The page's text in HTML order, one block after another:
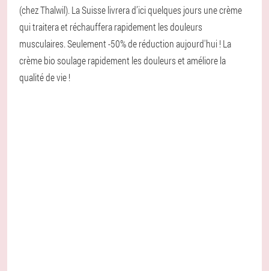
(chez Thalwil). La Suisse livrera d’ici quelques jours une crème
qui traitera et réchauffera rapidement les douleurs
musculaires. Seulement -50% de réduction aujourd'hui ! La
crème bio soulage rapidement les douleurs et améliore la
qualité de vie !